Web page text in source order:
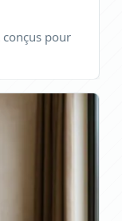
conçus pour